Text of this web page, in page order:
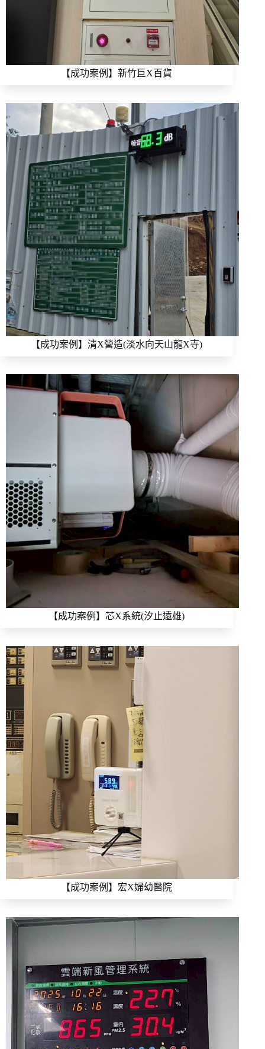
【成功案例】新竹巨X百貨
【成功案例】清X營造(淡水向天山龍X寺)
【成功案例】芯X系統(汐止遠雄)
【成功案例】宏X婦幼醫院